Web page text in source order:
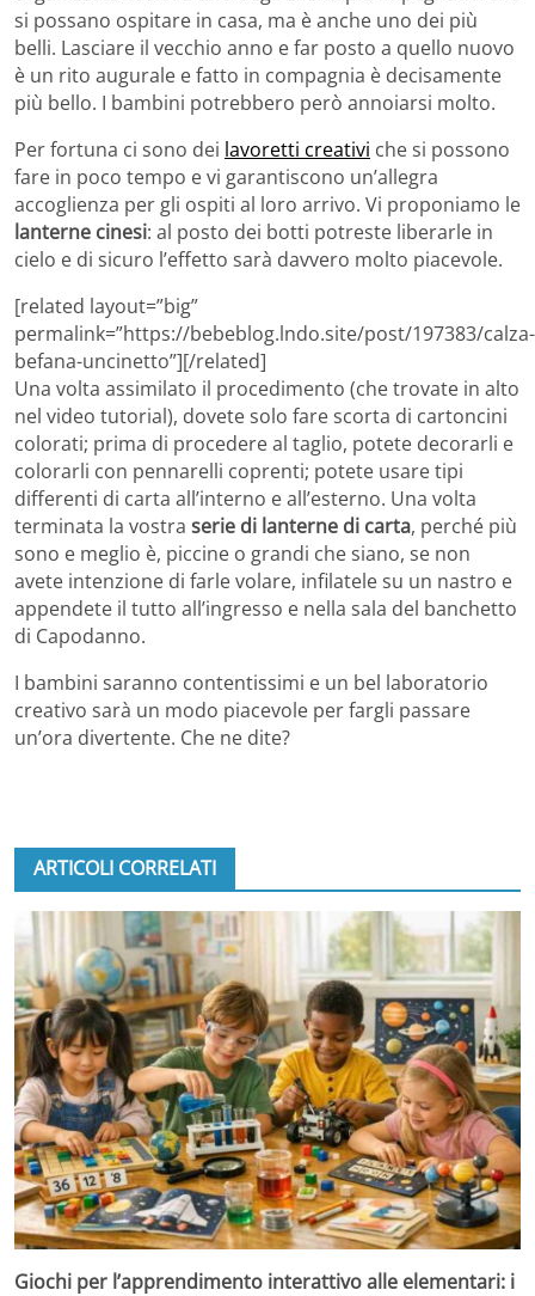
si possano ospitare in casa, ma è anche uno dei più
belli. Lasciare il vecchio anno e far posto a quello nuovo
è un rito augurale e fatto in compagnia è decisamente
più bello. I bambini potrebbero però annoiarsi molto.
Per fortuna ci sono dei lavoretti creativi che si possono
fare in poco tempo e vi garantiscono un’allegra
accoglienza per gli ospiti al loro arrivo. Vi proponiamo le
lanterne cinesi: al posto dei botti potreste liberarle in
cielo e di sicuro l’effetto sarà davvero molto piacevole.
[related layout=”big”
permalink=”https://bebeblog.lndo.site/post/197383/calza-
befana-uncinetto”][/related]
Una volta assimilato il procedimento (che trovate in alto
nel video tutorial), dovete solo fare scorta di cartoncini
colorati; prima di procedere al taglio, potete decorarli e
colorarli con pennarelli coprenti; potete usare tipi
differenti di carta all’interno e all’esterno. Una volta
terminata la vostra serie di lanterne di carta, perché più
sono e meglio è, piccine o grandi che siano, se non
avete intenzione di farle volare, infilatele su un nastro e
appendete il tutto all’ingresso e nella sala del banchetto
di Capodanno.
I bambini saranno contentissimi e un bel laboratorio
creativo sarà un modo piacevole per fargli passare
un’ora divertente. Che ne dite?
ARTICOLI CORRELATI
Giochi per l’apprendimento interattivo alle elementari: i